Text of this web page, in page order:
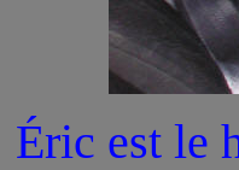
Éric est le